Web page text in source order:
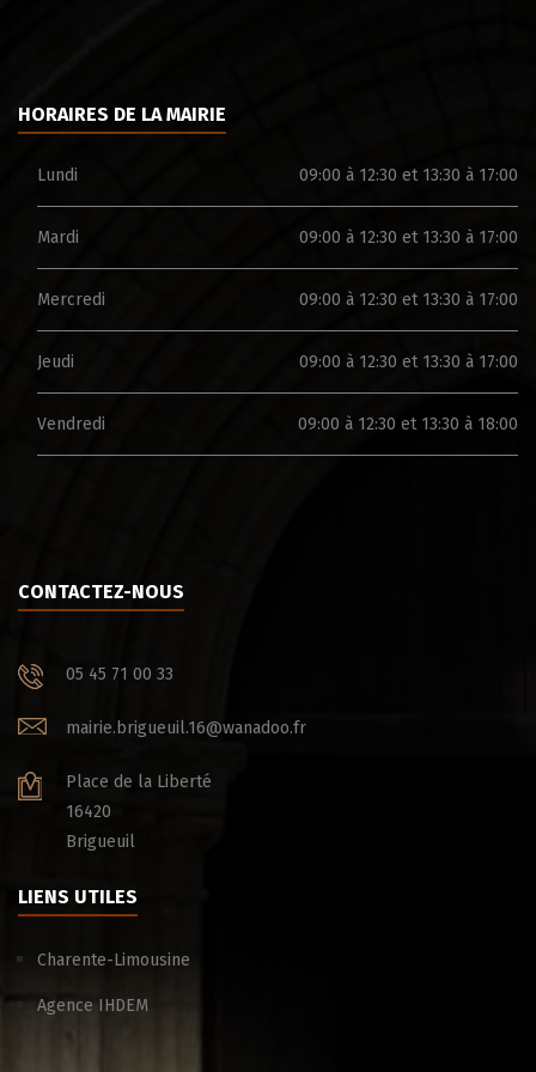
HORAIRES DE LA MAIRIE
Lundi 09:00 à 12:30 et 13:30 à 17:00
Mardi 09:00 à 12:30 et 13:30 à 17:00
Mercredi 09:00 à 12:30 et 13:30 à 17:00
Jeudi 09:00 à 12:30 et 13:30 à 17:00
Vendredi 09:00 à 12:30 et 13:30 à 18:00
CONTACTEZ-NOUS
05 45 71 00 33
mairie.brigueuil.16@wanadoo.fr
Place de la Liberté
16420
Brigueuil
LIENS UTILES
Charente-Limousine
Agence IHDEM